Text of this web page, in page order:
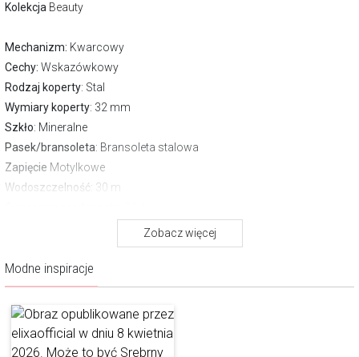
Kolekcja Beauty
Mechanizm: Kwarcowy
Cechy: Wskazówkowy
Rodzaj koperty: Stal
Wymiary koperty: 32 mm
Szkło: Mineralne
Pasek/bransoleta: Bransoleta stalowa
Zapięcie Motylkowe
Wodoszczelność: 30 m
O marce Elixa
modowymi trendami, tworząc projekty dla kobiet przebojowych,
odważnych i ceniących niebanalne dodatki. To spojrzenie marka
urzeczywistnia zarówno w projektach biżuterii, jak i zegarków. Z
Zobacz więcej
Modne inspiracje